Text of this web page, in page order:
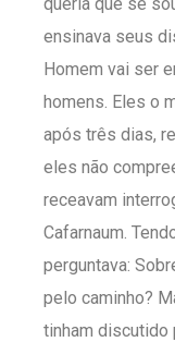
ensinava seus
Homem vai ser
homens. Eles o
após três dias,
eles não
receavam
Cafarnaum.
perguntava:
pelo caminho?
tinham discutido